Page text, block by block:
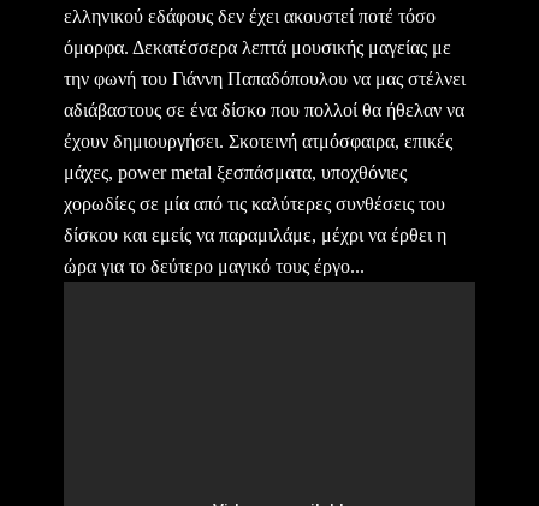
ελληνικού εδάφους δεν έχει ακουστεί ποτέ τόσο
όμορφα. Δεκατέσσερα λεπτά μουσικής μαγείας με
την φωνή του Γιάννη Παπαδόπουλου να μας στέλνει
αδιάβαστους σε ένα δίσκο που πολλοί θα ήθελαν να
έχουν δημιουργήσει. Σκοτεινή ατμόσφαιρα, επικές
μάχες, power metal ξεσπάσματα, υποχθόνιες
χορωδίες σε μία από τις καλύτερες συνθέσεις του
δίσκου και εμείς να παραμιλάμε, μέχρι να έρθει η
ώρα για το δεύτερο μαγικό τους έργο...